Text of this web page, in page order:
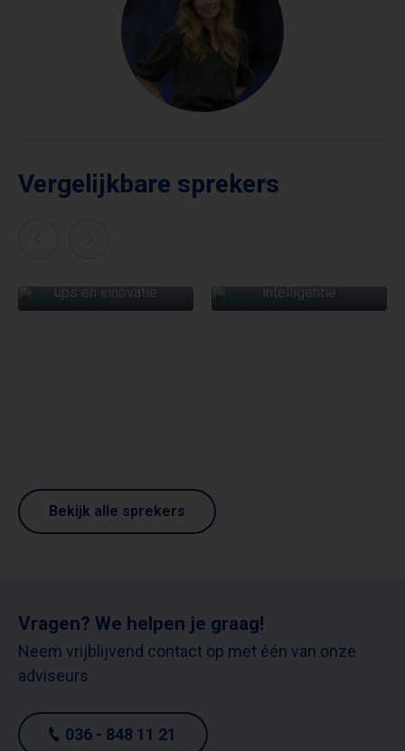
Vergelijkbare sprekers
ups en innovatie
intelligentie
Bekijk alle sprekers
Vragen? We helpen je graag!
Neem vrijblijvend contact op met één van onze
adviseurs
036 - 848 11 21